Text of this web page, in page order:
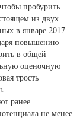
пробурить
из двух
в январе 2017
повышению
в общей
оценочную
трость
ранее
не менее